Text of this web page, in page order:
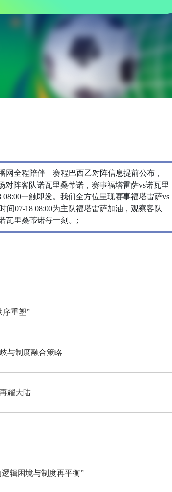
全程陪伴，赛程巴西乙对阵信息提前公布，
对阵客队诺瓦里桑蒂诺，赛事福塔雷萨vs诺瓦里
一触即发。我们全方位呈现赛事福塔雷萨vs
07-18 08:00为主队福塔雷萨加油，观察客队
瓦里桑蒂诺每一刻。;
序重塑”
与制度融合策略
耀大陆
辑困境与制度再平衡”